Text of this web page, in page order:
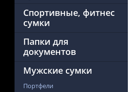
Спортивные, фитнес
сумки
Папки для
документов
Мужские сумки
Портфели